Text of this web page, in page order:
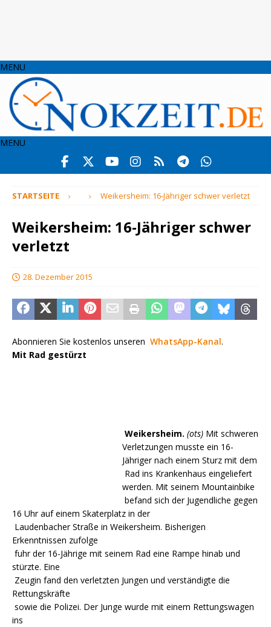
MENU
MENU
STARTSEITE Weikersheim: 16-Jähriger schwer verletzt
Weikersheim: 16-Jähriger schwer
verletzt
28. Dezember 2015
Abonnieren Sie kostenlos unseren WhatsApp-Kanal.
Mit Rad gestürzt
Weikersheim. (ots) Mit schweren
Verletzungen musste ein 16-
Jähriger nach einem Sturz mit dem
Rad ins Krankenhaus eingeliefert
werden. Mit seinem Mountainbike
befand sich der Jugendliche gegen
16 Uhr auf einem Skaterplatz in der
Laudenbacher Straße in Weikersheim. Bisherigen
Erkenntnissen zufolge
fuhr der 16-Jährige mit seinem Rad eine Rampe hinab und
stürzte. Eine
Zeugin fand den verletzten Jungen und verständigte die
Rettungskräfte
sowie die Polizei. Der Junge wurde mit einem Rettungswagen
ins